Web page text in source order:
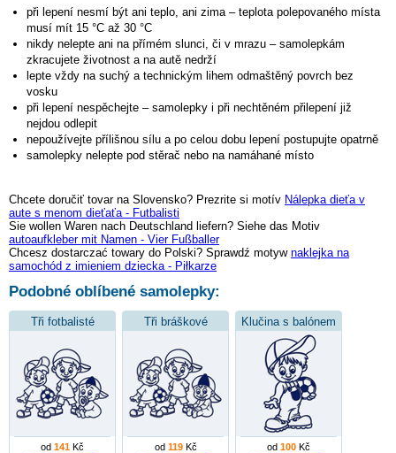
při lepení nesmí být ani teplo, ani zima – teplota polepovaného místa
musí mít 15 °C až 30 °C
nikdy nelepte ani na přímém slunci, či v mrazu – samolepkám
zkracujete životnost a na autě nedrží
lepte vždy na suchý a technickým lihem odmaštěný povrch bez
vosku
při lepení nespěchejte – samolepky i při nechtěném přilepení již
nejdou odlepit
nepoužívejte přílišnou sílu a po celou dobu lepení postupujte opatrně
samolepky nelepte pod stěrač nebo na namáhané místo
Chcete doručiť tovar na Slovensko? Prezrite si motív Nálepka dieťa v
aute s menom dieťaťa - Futbalisti
Sie wollen Waren nach Deutschland liefern? Siehe das Motiv
autoaufkleber mit Namen - Vier Fußballer
Chcesz dostarczać towary do Polski? Sprawdź motyw naklejka na
samochód z imieniem dziecka - Piłkarze
Podobné oblíbené samolepky:
Tři fotbalisté
od 141 Kč
Tři bráškové
od 119Kč
Klučina s balónem
od 100 Kč